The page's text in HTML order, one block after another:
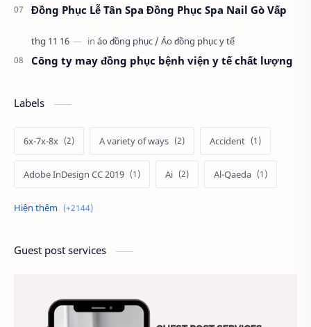
Đồng Phục Lễ Tân Spa Đồng Phục Spa Nail Gò Vấp
Công ty may đồng phục bệnh viện y tế chất lượng
Labels
6x-7x-8x A variety of ways Accident
Adobe InDesign CC 2019 Ai Al-Qaeda
Alien Alternative
Ảnh nền chuẩn HD Ảnh nền đẹp
Guest post services